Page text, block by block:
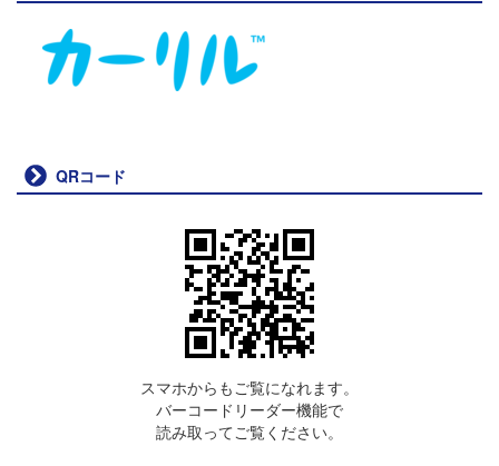
QRコード
スマホからもご覧になれます。
バーコードリーダー機能で
読み取ってご覧ください。